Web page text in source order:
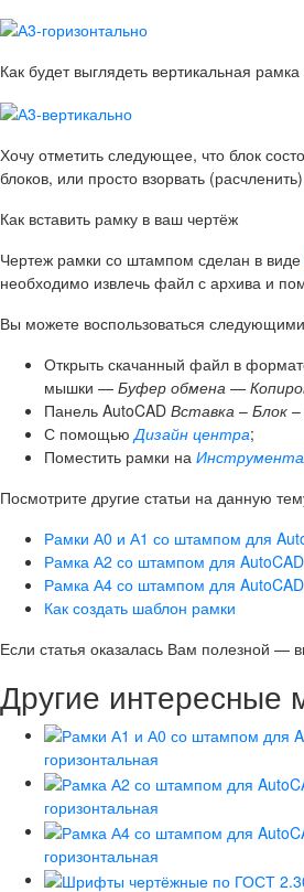
Как будет выглядеть вертикальная
Хочу отметить следующее, что блок
блоков, или просто взорвать
Как вставить рамку в ваш чертёж
Чертеж рамки со штампом сделан в виде
необходимо извлечь файл с архива и
Вы можете воспользоваться
Открыть скачанный файл в
мышки — Буфер обмена —
Панель AutoCAD Вставка – Блок –
С помощью Дизайн центра;
Поместить рамки на
Посмотрите другие статьи на данную
Рамки А0 и А1 со штампом для
Рамка А2 со штампом для AutoCAD
Рамка А4 со штампом для AutoCAD
Как создать шаблон рамки
Если статья оказалась Вам полезной —
Другие интересные
горизонтальная
горизонтальная
горизонтальная